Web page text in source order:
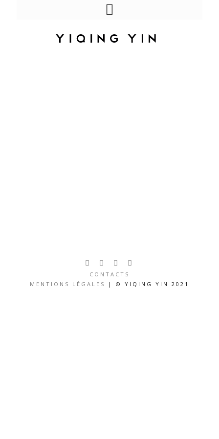
CONTACTS
MENTIONS LÉGALES
| © YIQING YIN 2021